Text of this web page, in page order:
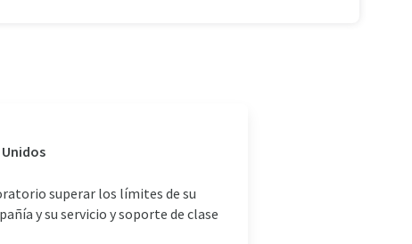
superar los límites de su
y su servicio y soporte de clase